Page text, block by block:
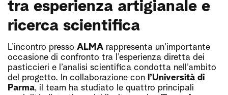
ricerca scientifica
L’incontro presso ALMA rappresenta un’importante
occasione di confronto tra l’esperienza diretta dei
pasticcieri e l’analisi scientifica condotta nell’ambito
del progetto. In collaborazione con l’Università di
Parma, il team ha studiato le quattro principali